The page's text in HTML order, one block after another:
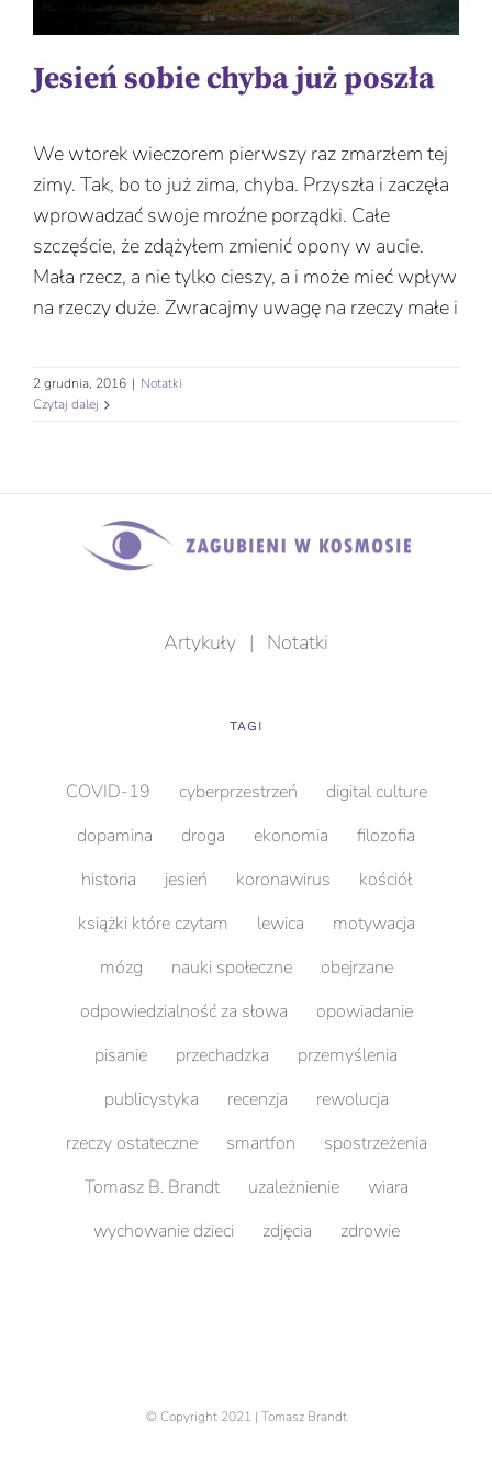
Jesień sobie chyba już poszła
We wtorek wieczorem pierwszy raz zmarzłem tej
zimy. Tak, bo to już zima, chyba. Przyszła i zaczęła
wprowadzać swoje mroźne porządki. Całe
szczęście, że zdążyłem zmienić opony w aucie.
Mała rzecz, a nie tylko cieszy, a i może mieć wpływ
na rzeczy duże. Zwracajmy uwagę na rzeczy małe i
2 grudnia, 2016 | Notatki
Czytaj dalej
Artykuły | Notatki
TAGI
COVID-19 cyberprzestrzeń
digital culture
dopamina
droga ekonomia
filozofia
historia
jesień koronawirus
kościół
książki które czytam
lewica
motywacja
mózg
nauki społeczne
obejrzane
odpowiedzialność za słowa
opowiadanie
pisanie
przechadzka
przemyślenia
publicystyka
recenzja
rewolucja
rzeczy ostateczne
smartfon
spostrzeżenia
Tomasz B. Brandt
uzależnienie
wiara
wychowanie dzieci
zdjęcia zdrowie
© Copyright 2021 | Tomasz Brandt